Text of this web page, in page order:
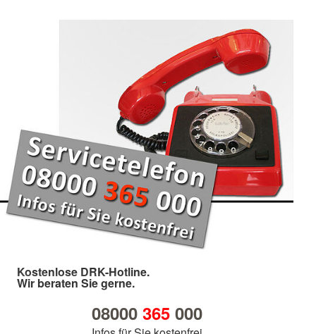
Kostenlose DRK-Hotline.
Wir beraten Sie gerne.
08000 365000